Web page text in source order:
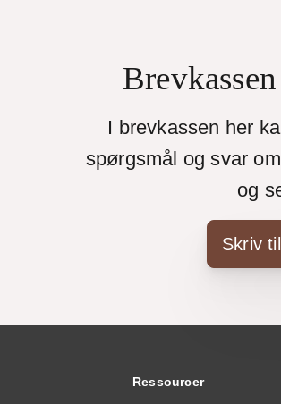
I brevkassen her
spørgsmål og svar
og
Skriv
Ressourcer